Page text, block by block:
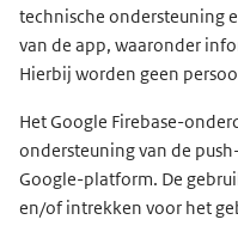
technische ondersteuning
van de app, waaronder
Hierbij worden geen
Het Google Firebase-
ondersteuning van de
Google-platform. De
en/of intrekken voor het